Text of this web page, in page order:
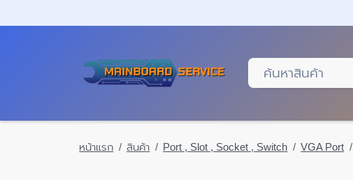
หน้าแรก สินค้า Port , Slot , Socket , Switch VGA Port